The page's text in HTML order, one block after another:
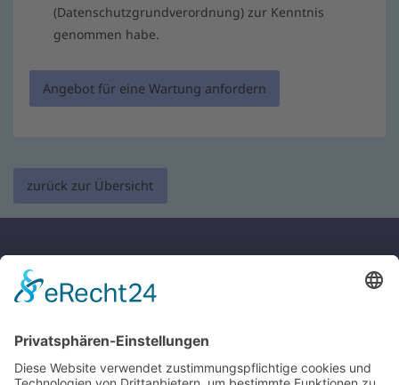
(Datenschutzgrundverordnung) zur Kenntnis
genommen habe.
Angebot für eine Wartung anfordern
zurück zur Übersicht
WERTEC GmbH
09117 Chemnitz
Telefon 0371 81499-0